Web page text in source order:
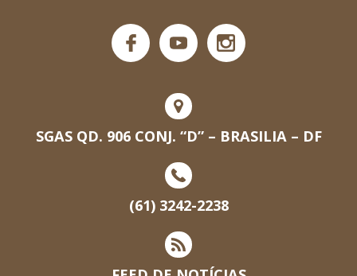
SGAS QD. 906 CONJ. “D” – BRASILIA – DF
(61) 3242-2238